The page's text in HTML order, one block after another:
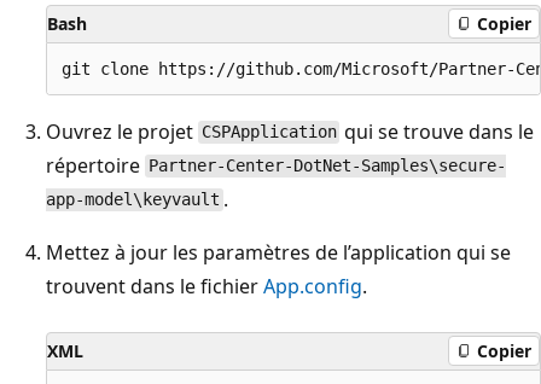
Bash Copier
Ouvrez le projet CSPApplication qui se trouve dans le
répertoire Partner-Center-DotNet-Samples\secure-
app-model\keyvault .
Mettez à jour les paramètres de l’application qui se
trouvent dans le fichierApp.config.
XML Copier